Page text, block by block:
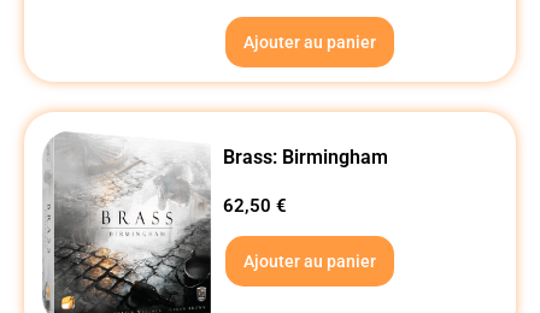
Ajouter au panier
Brass: Birmingham
62,50€
Ajouter au panier